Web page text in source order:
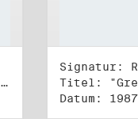
Titel: Koordinierungsgruppe und Kontakttelefongruppe
Signatur:
Titel:
Datum: